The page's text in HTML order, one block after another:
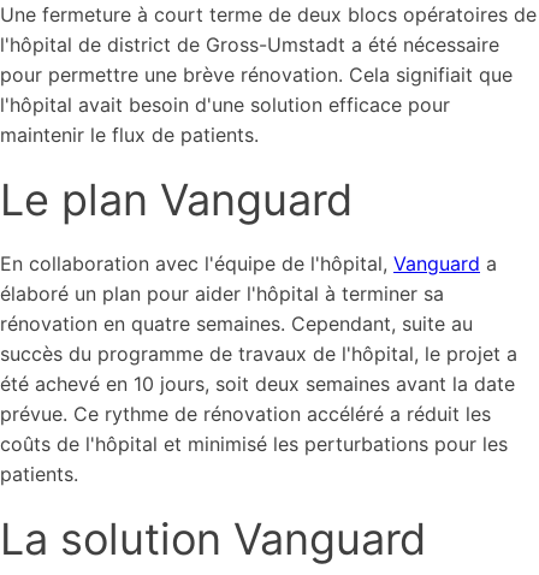
Une fermeture à court terme de deux blocs opératoires de
l'hôpital de district de Gross-Umstadt a été nécessaire
pour permettre une brève rénovation. Cela signifiait que
l'hôpital avait besoin d'une solution efficace pour
maintenir le flux de patients.
Le plan Vanguard
En collaboration avec l'équipe de l'hôpital, Vanguard a
élaboré un plan pour aider l'hôpital à terminer sa
rénovation en quatre semaines. Cependant, suite au
succès du programme de travaux de l'hôpital, le projet a
été achevé en 10 jours, soit deux semaines avant la date
prévue. Ce rythme de rénovation accéléré a réduit les
coûts de l'hôpital et minimisé les perturbations pour les
patients.
La solution Vanguard